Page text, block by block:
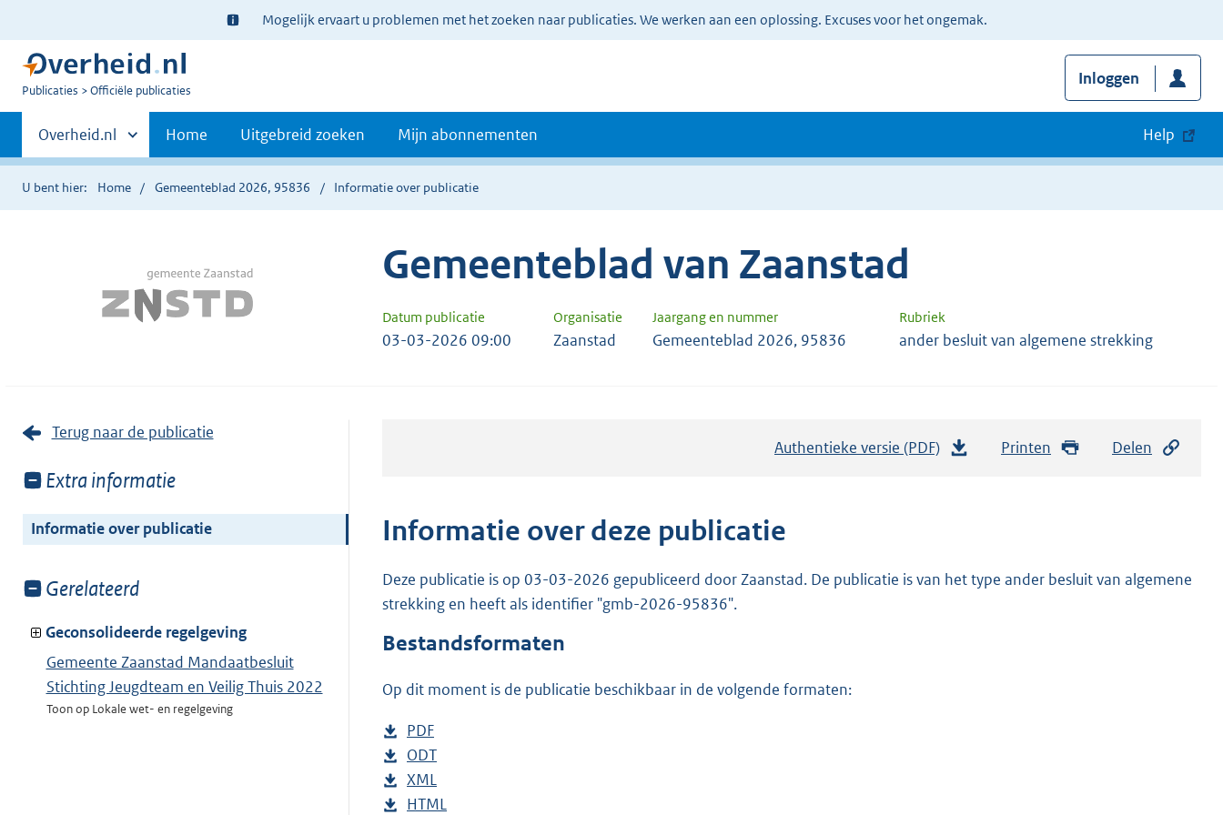
Ter
informatie:
Mogelijk ervaart u problemen met het zoeken naar publicaties. We werken aan een oplossing. Excuses voor het ongemak.
U
Publicaties Officiële publicaties
Inloggen
Primaire
navigatie
Andere
sites
binnen
Overheid.nl Home Uitgebreid zoeken Mijn abonnementen Help
U bent hier: Home Gemeenteblad 2026, 95836 Informatie over publicatie
Gemeenteblad van Zaanstad
Datum publicatie Organisatie Jaargang en nummer Rubriek
03-03-2026 09:00 Zaanstad Gemeenteblad 2026, 95836 ander besluit van algemene strekking
Terug naar de publicatie
Toon
van:
Extra informatie
Informatie over publicatie
Toon
van:
Gerelateerd
Geconsolideerde regelgeving
Gemeente Zaanstad Mandaatbesluit
Stichting Jeugdteam en Veilig Thuis 2022
Toon op Lokale wet- en regelgeving
Authentieke versie (PDF)
n
Printen Delen
Informatie over deze publicatie
Deze publicatie is op 03-03-2026 gepubliceerd door Zaanstad. De publicatie is van het type ander besluit van algemene
strekking en heeft als identifier "gmb-2026-95836".
Bestandsformaten
Op dit moment is de publicatie beschikbaar in de volgende formaten:
D
o
w
n
PDF
e
s
t
D
o
w
ODT
s
D
o
XML
e
D
HTML